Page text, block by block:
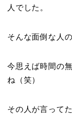
人でした。
そんな面倒な人
今思えば時間の
ね（笑）
その人が言って